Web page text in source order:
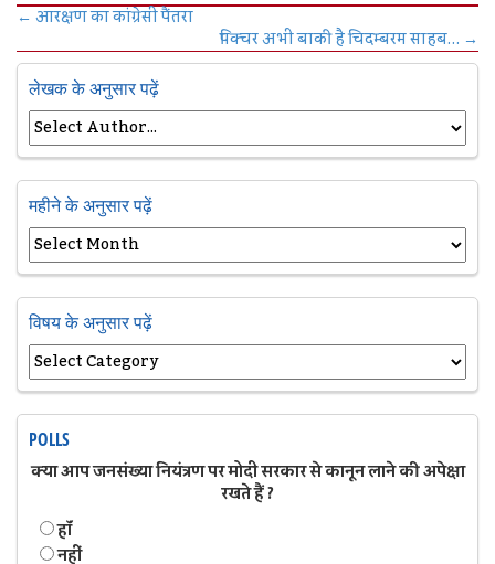
←आरक्षण का कांग्रेसी पैंतरा
पिक्चर अभी बाकी है चिदम्बरम साहब… →
लेखक के अनुसार पढ़ें
महीने के अनुसार पढ़ें
विषय के अनुसार पढ़ें
POLLS
क्या आप जनसंख्या नियंत्रण पर मोदी सरकार से कानून लाने की अपेक्षा
रखते हैं ?
हॉं
नहीं